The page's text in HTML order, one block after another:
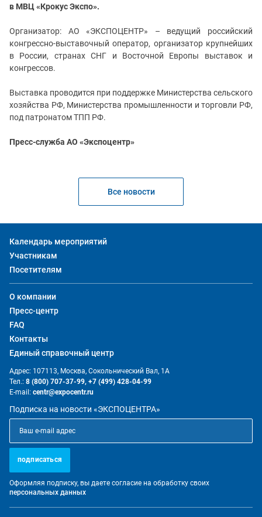
в МВЦ «Крокус Экспо».
Организатор: АО «ЭКСПОЦЕНТР» – ведущий российский
конгрессно-выставочный оператор, организатор крупнейших
в России, странах СНГ и Восточной Европы выставок и
конгрессов.
Выставка проводится при поддержке Министерства сельского
хозяйства РФ, Министерства промышленности и торговли РФ,
под патронатом ТПП РФ.
Пресс-служба АО «Экспоцентр»
Все новости
Календарь мероприятий
Участникам
Посетителям
О компании
Пресс-центр
FAQ
Контакты
Единый справочный центр
Адрес: 107113, Москва, Сокольнический Вал, 1А
Тел.: 8 (800) 707-37-99, +7 (499) 428-04-99
E-mail: centr@expocentr.ru
Подписка на новости «ЭКСПОЦЕНТРА»
подписаться
Оформляя подписку, вы даете согласие на обработку своих
персональных данных